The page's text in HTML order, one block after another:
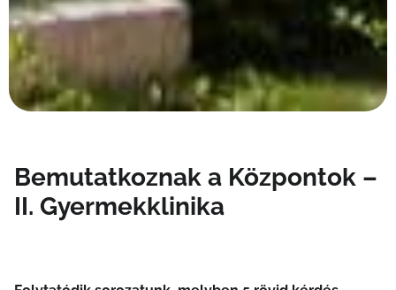
Bemutatkoznak a Központok –
II. Gyermekklinika